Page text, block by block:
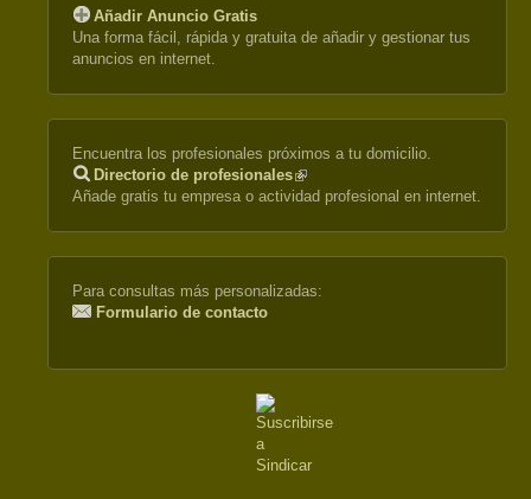
Añadir Anuncio Gratis
Una forma fácil, rápida y gratuita de añadir y gestionar tus
anuncios en internet.
Encuentra los profesionales próximos a tu domicilio.
Directorio de profesionales(link
is
Añade gratis tu empresa o actividad profesional en internet.
Para consultas más personalizadas:
Formulario de contacto